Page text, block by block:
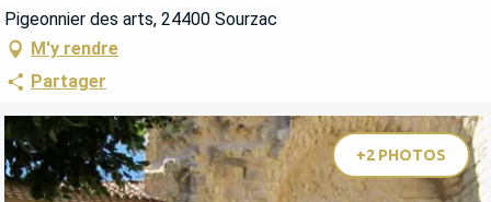
Pigeonnier des arts, 24400 Sourzac
M'y rendre
Partager
+2 PHOTOS